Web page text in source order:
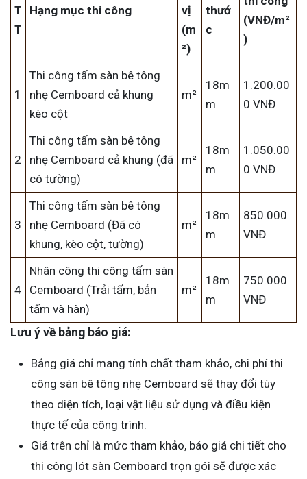
T
T
Hạng mục thi công
vị
(m
²)
thướ
c
(VNĐ/m²
)
1
Thi công tấm sàn bê tông
nhẹ Cemboard cả khung
kèo cột
m²
18m
m
1.200.00
0 VNĐ
2
Thi công tấm sàn bê tông
nhẹ Cemboard cả khung (đã
có tường)
m²
18m
m
1.050.00
0 VNĐ
3
Thi công tấm sàn bê tông
nhẹ Cemboard (Đã có
khung, kèo cột, tường)
m²
18m
m
850.000
VNĐ
4
Nhân công thi công tấm sàn
Cemboard (Trải tấm, bắn
tấm và hàn)
m²
18m
m
750.000
VNĐ
Lưu ý về bảng báo giá:
Bảng giá chỉ mang tính chất tham khảo, chi phí thi
công sàn bê tông nhẹ Cemboard sẽ thay đổi tùy
theo diện tích, loại vật liệu sử dụng và điều kiện
thực tế của công trình.
Giá trên chỉ là mức tham khảo, báo giá chi tiết cho
thi công lót sàn Cemboard trọn gói sẽ được xác